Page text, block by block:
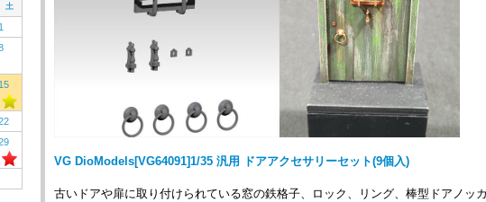
土
1
15
VG DioModels[VG64091]1/35 汎用 ドアアクセサリーセット(9個入)
古いドアや扉に取り付けられている窓の鉄格子、ロック、リング、棒型ドアノッ